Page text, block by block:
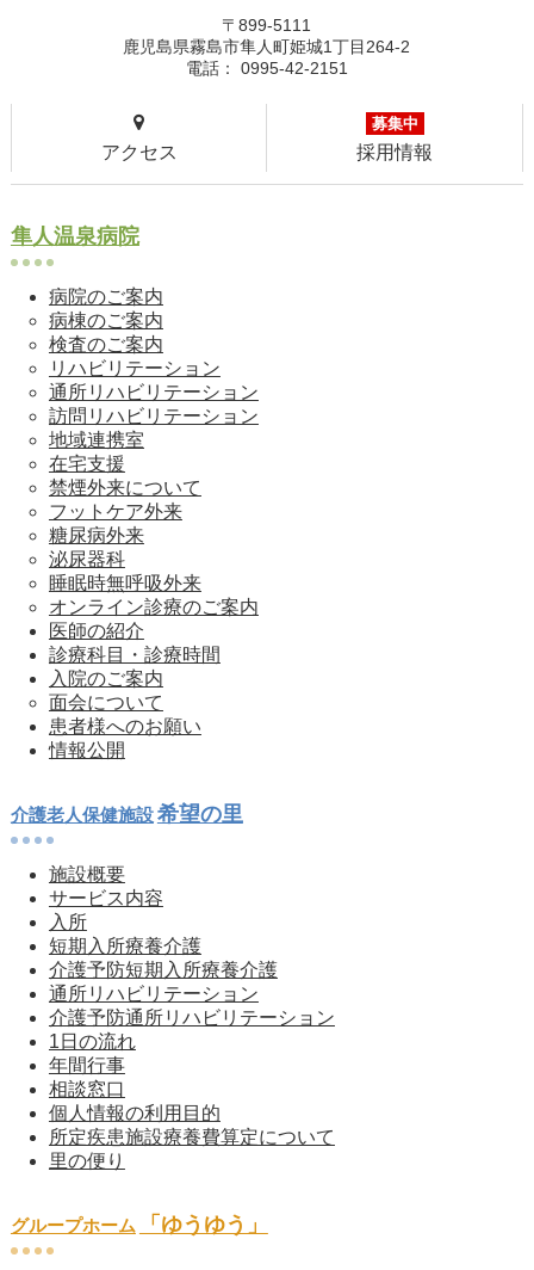
〒899-5111
鹿児島県霧島市隼人町姫城1丁目264-2
電話： 0995-42-2151
アクセス
募集中
採用情報
隼人温泉病院
病院のご案内
病棟のご案内
検査のご案内
リハビリテーション
通所リハビリテーション
訪問リハビリテーション
地域連携室
在宅支援
禁煙外来について
フットケア外来
糖尿病外来
泌尿器科
睡眠時無呼吸外来
オンライン診療のご案内
医師の紹介
診療科目・診療時間
入院のご案内
面会について
患者様へのお願い
情報公開
介護老人保健施設希望の里
施設概要
サービス内容
入所
短期入所療養介護
介護予防短期入所療養介護
通所リハビリテーション
介護予防通所リハビリテーション
1日の流れ
年間行事
相談窓口
個人情報の利用目的
所定疾患施設療養費算定について
里の便り
グループホーム 「ゆうゆう」